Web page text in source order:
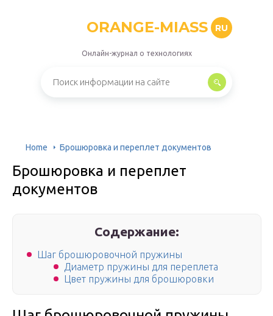
ORANGE-MIASS RU
Онлайн-журнал о технологиях
Home Брошюровка и переплет документов
Брошюровка и переплет
документов
Содержание:
Шаг брошюровочной пружины
Диаметр пружины для переплета
Цвет пружины для брошюровки